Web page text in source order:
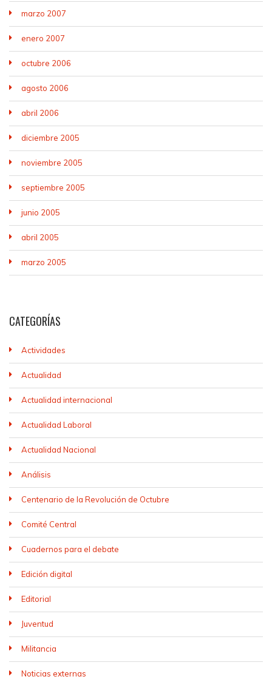
marzo 2007
enero 2007
octubre 2006
agosto 2006
abril 2006
diciembre 2005
noviembre 2005
septiembre 2005
junio 2005
abril 2005
marzo 2005
CATEGORÍAS
Actividades
Actualidad
Actualidad internacional
Actualidad Laboral
Actualidad Nacional
Análisis
Centenario de la Revolución de Octubre
Comité Central
Cuadernos para el debate
Edición digital
Editorial
Juventud
Militancia
Noticias externas